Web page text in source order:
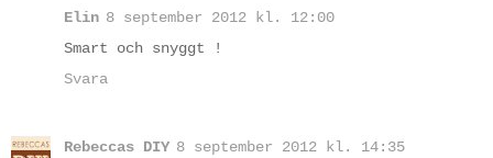
Elin 8 september 2012 kl. 12:00
Smart och snyggt !
Svara
Rebeccas DIY 8 september 2012 kl. 14:35